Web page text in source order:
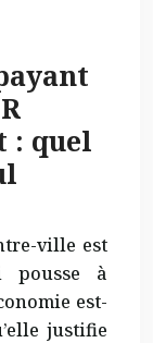
: quel
ville est
pousse à
est-
justifie